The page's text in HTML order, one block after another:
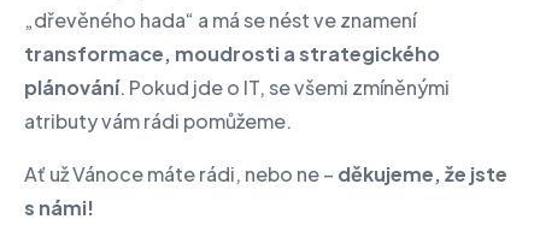
„dřevěného hada“ a má se nést ve znamení
transformace, moudrosti a strategického
plánování. Pokud jde o IT, se všemi zmíněnými
atributy vám rádi pomůžeme.
Ať už Vánoce máte rádi, nebo ne – děkujeme, že jste
s námi!